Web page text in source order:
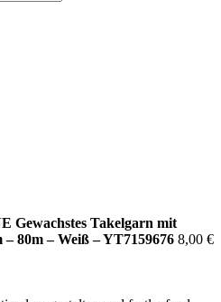
Gewachstes Takelgarn mit
– 80m – Weiß – YT7159676 8,00 €